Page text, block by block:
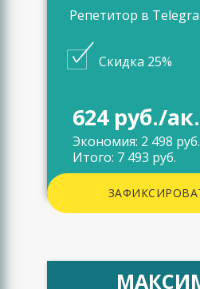
Репетитор в
Скидка 25%
624 руб./
Экономия: 2 498 руб.
Итого: 7 493 руб.